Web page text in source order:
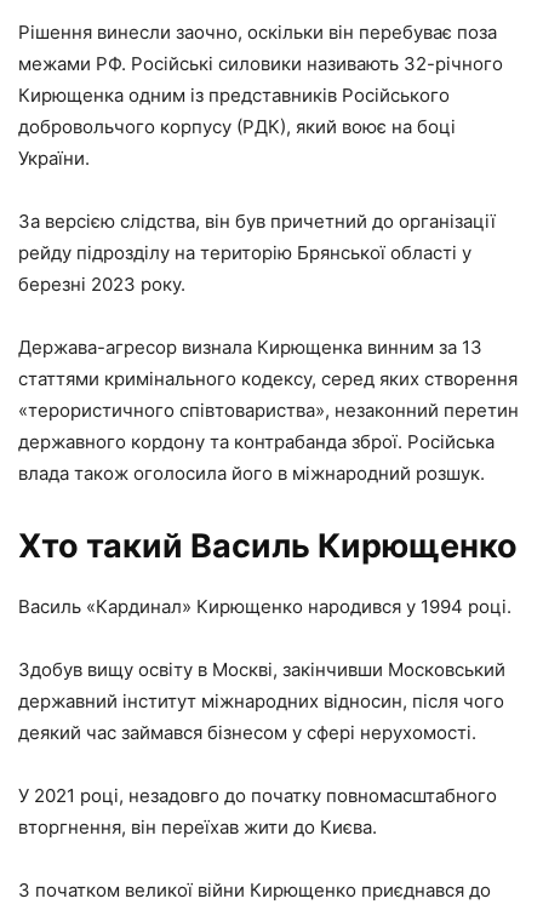
Рішення винесли заочно, оскільки він перебуває поза
межами РФ. Російські силовики називають 32-річного
Кирющенка одним із представників Російського
добровольчого корпусу (РДК), який воює на боці
України.
За версією слідства, він був причетний до організації
рейду підрозділу на територію Брянської області у
березні 2023 року.
Держава-агресор визнала Кирющенка винним за 13
статтями кримінального кодексу, серед яких створення
«терористичного співтовариства», незаконний перетин
державного кордону та контрабанда зброї. Російська
влада також оголосила його в міжнародний розшук.
Хто такий Василь Кирющенко
Василь «Кардинал» Кирющенко народився у 1994 році.
Здобув вищу освіту в Москві, закінчивши Московський
державний інститут міжнародних відносин, після чого
деякий час займався бізнесом у сфері нерухомості.
У 2021 році, незадовго до початку повномасштабного
вторгнення, він переїхав жити до Києва.
З початком великої війни Кирющенко приєднався до